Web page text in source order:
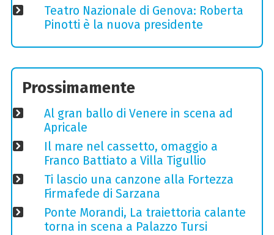
Teatro Nazionale di Genova: Roberta
Pinotti è la nuova presidente
Prossimamente
Al gran ballo di Venere in scena ad
Apricale
Il mare nel cassetto, omaggio a
Franco Battiato a Villa Tigullio
Ti lascio una canzone alla Fortezza
Firmafede di Sarzana
Ponte Morandi, La traiettoria calante
torna in scena a Palazzo Tursi